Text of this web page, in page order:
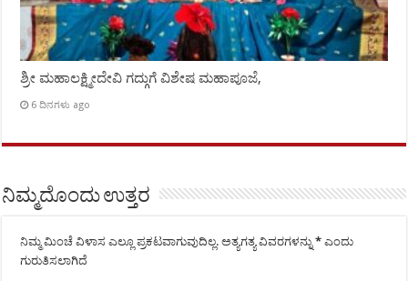
ಶ್ರೀ ಮಹಾಲಕ್ಷ್ಮೀದೇವಿ ಗದ್ಗುಗೆ ವಿಶೇಷ ಮಹಾಪೂಜೆ,
6 ದಿನಗಳು ago
ನಿಮ್ಮದೊಂದು ಉತ್ತರ
ನಿಮ್ಮ ಮಿಂಚೆ ವಿಳಾಸ ಎಲ್ಲೂ ಪ್ರಕಟವಾಗುವುದಿಲ್ಲ. ಅತ್ಯಗತ್ಯ ವಿವರಗಳನ್ನು* ಎಂದು
ಗುರುತಿಸಲಾಗಿದೆ